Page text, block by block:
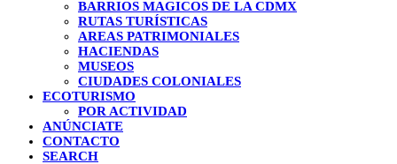
BARRIOS MAGICOS DE LA CDMX
RUTAS TURÍSTICAS
AREAS PATRIMONIALES
HACIENDAS
MUSEOS
CIUDADES COLONIALES
ECOTURISMO
POR ACTIVIDAD
ANÚNCIATE
CONTACTO
SEARCH